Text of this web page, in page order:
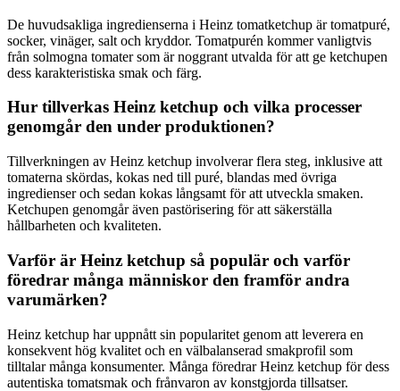
De huvudsakliga ingredienserna i Heinz tomatketchup är tomatpuré,
socker, vinäger, salt och kryddor. Tomatpurén kommer vanligtvis
från solmogna tomater som är noggrant utvalda för att ge ketchupen
dess karakteristiska smak och färg.
Hur tillverkas Heinz ketchup och vilka processer
genomgår den under produktionen?
Tillverkningen av Heinz ketchup involverar flera steg, inklusive att
tomaterna skördas, kokas ned till puré, blandas med övriga
ingredienser och sedan kokas långsamt för att utveckla smaken.
Ketchupen genomgår även pastörisering för att säkerställa
hållbarheten och kvaliteten.
Varför är Heinz ketchup så populär och varför
föredrar många människor den framför andra
varumärken?
Heinz ketchup har uppnått sin popularitet genom att leverera en
konsekvent hög kvalitet och en välbalanserad smakprofil som
tilltalar många konsumenter. Många föredrar Heinz ketchup för dess
autentiska tomatsmak och frånvaron av konstgjorda tillsatser.